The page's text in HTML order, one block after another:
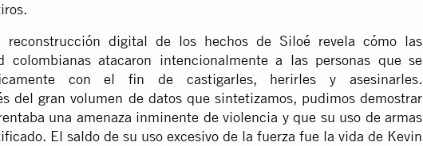
reconstrucción digital de los hechos de Siloé revela cómo las
colombianas atacaron intencionalmente a las personas que se
con el fin de castigarles, herirles y asesinarles.
del gran volumen de datos que sintetizamos, pudimos demostrar
una amenaza inminente de violencia y que su uso de armas
El saldo de su uso excesivo de la fuerza fue la vida de Kevin